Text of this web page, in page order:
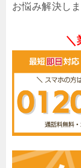
お悩み解決し
＼